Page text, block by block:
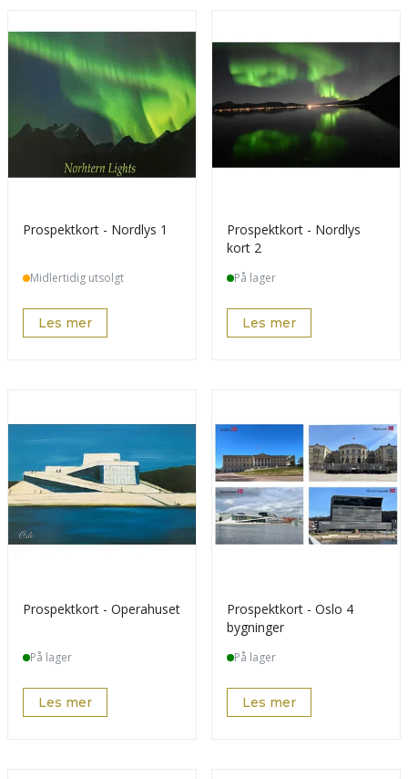
Prospektkort - Nordlys 1
Midlertidig utsolgt
Les mer
Prospektkort - Nordlys
kort 2
På lager
Les mer
Prospektkort - Operahuset
På lager
Les mer
Prospektkort - Oslo 4
bygninger
På lager
Les mer